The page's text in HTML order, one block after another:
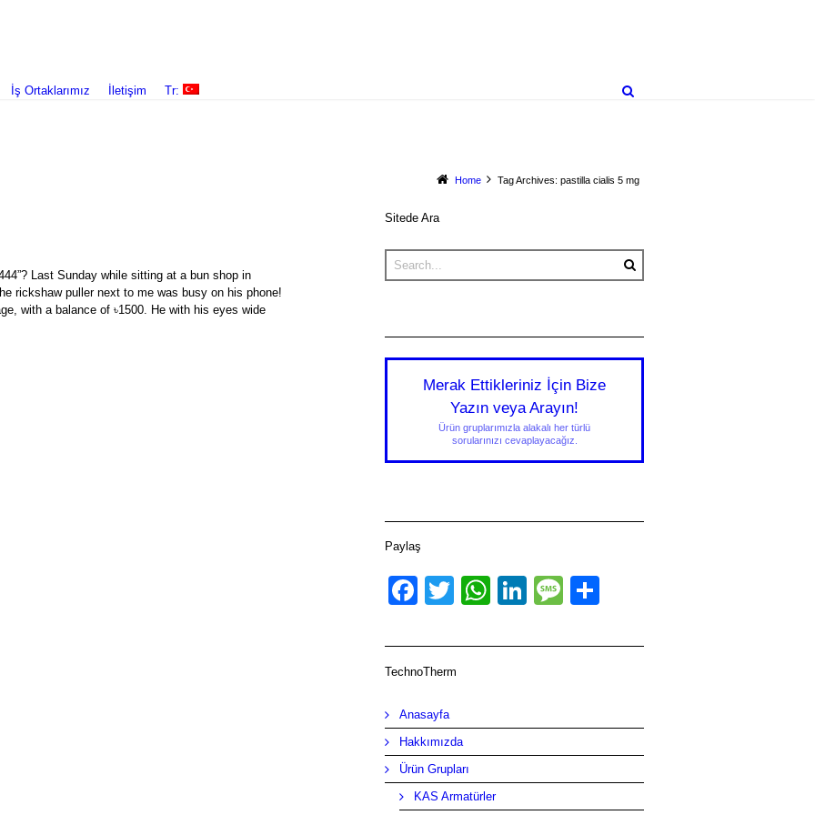
İş Ortaklarımız İletişim Tr:
Home Tag Archives: pastilla cialis 5 mg
Last Sunday while sitting at a bun shop in
rickshaw puller next to me was busy on his phone!
with a balance of ৳1500. He with his eyes wide
Sitede Ara
Merak Ettikleriniz İçin Bize
Yazın veya Arayın!
Ürün gruplarımızla alakalı her türlü
sorularınızı cevaplayacağız.
Paylaş
Facebook
TwitterWhatsApp
LinkedIn
Message
TechnoTherm
Anasayfa
Hakkımızda
Ürün Grupları
KAS Armatürler